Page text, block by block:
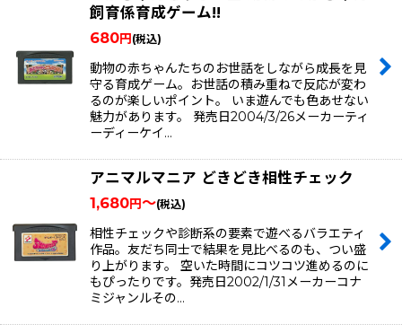
飼育係育成ゲーム!!
680円 (税込)
動物の赤ちゃんたちのお世話をしながら成長を見
守る育成ゲーム。お世話の積み重ねで反応が変わ
るのが楽しいポイント。 いま遊んでも色あせない
魅力があります。 発売日2004/3/26メーカーティ
ーディーケイ…
アニマルマニア どきどき相性チェック
1,680円～(税込)
相性チェックや診断系の要素で遊べるバラエティ
作品。友だち同士で結果を見比べるのも、つい盛
り上がります。 空いた時間にコツコツ進めるのに
もぴったりです。発売日2002/1/31メーカーコナ
ミジャンルその…